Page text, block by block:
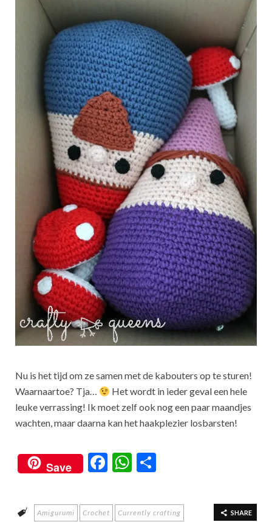
Nu is het tijd om ze samen met de kabouters op te sturen!
Waarnaartoe? Tja…
Het wordt in ieder geval een hele
leuke verrassing! Ik moet zelf ook nog een paar maandjes
wachten, maar daarna kan het haakplezier losbarsten!
Save
F
e
W
at ar
SHARE
Amigurumi Crochet Currently crafting